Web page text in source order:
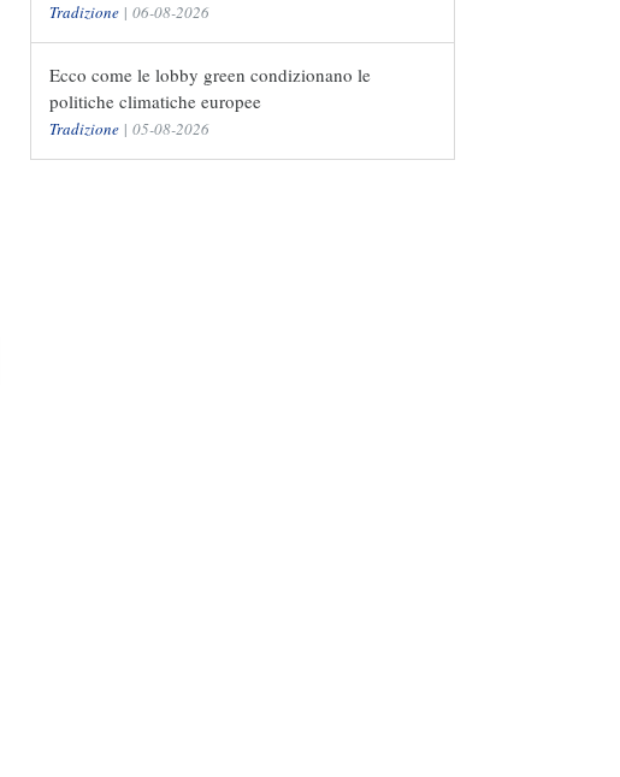
Tradizione | 06-08-2026
Ecco come le lobby green condizionano le
politiche climatiche europee
Tradizione | 05-08-2026